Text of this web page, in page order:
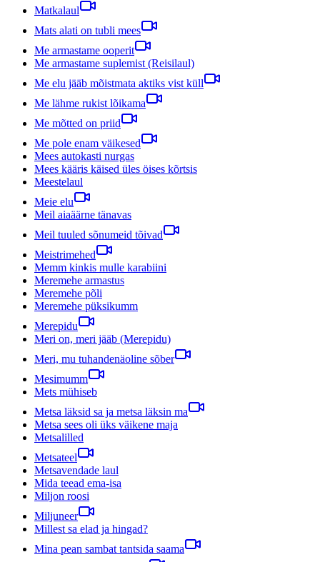
Matkalaul
Mats alati on tubli mees
Me armastame ooperit
Me armastame suplemist (Reisilaul)
Me elu jääb mõistmata aktiks vist küll
Me lähme rukist lõikama
Me mõtted on priid
Me pole enam väikesed
Mees autokasti nurgas
Mees kääris käised üles öises kõrtsis
Meestelaul
Meie elu
Meil aiaäärne tänavas
Meil tuuled sõnumeid tõivad
Meistrimehed
Memm kinkis mulle karabiini
Meremehe armastus
Meremehe põli
Meremehe püksikumm
Merepidu
Meri on, meri jääb (Merepidu)
Meri, mu tuhandenäoline sõber
Mesimumm
Mets mühiseb
Metsa läksid sa ja metsa läksin ma
Metsa sees oli üks väikene maja
Metsalilled
Metsateel
Metsavendade laul
Mida teead ema-isa
Miljon roosi
Miljuneer
Millest sa elad ja hingad?
Mina pean sambat tantsida saama